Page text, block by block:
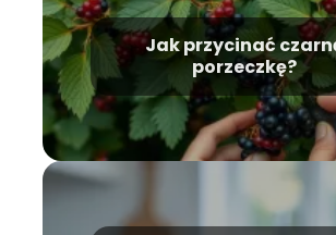
Jak przycinać
porzeczkę?